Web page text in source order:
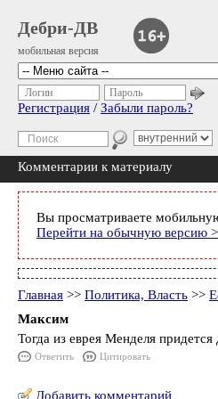
Дебри-ДВ
мобильная версия
Логин Пароль
Регистрация / Забыли пароль?
Комментарии к материалу
Вы просматриваете
Перейти на обычную версию
Главная >> Политика, Власть >>
Максим
Тогда из еврея Менделя придется
Ответить Цитировать
Добавить комментарий